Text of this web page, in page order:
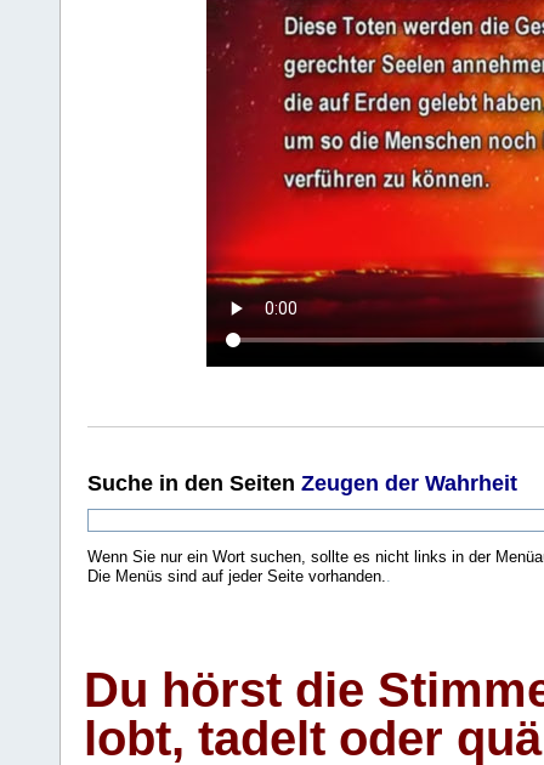
Suche in den Seiten Zeugen der Wahrheit
Wenn Sie nur ein Wort suchen, sollte es nicht links in der
Die Menüs sind auf jeder Seite vorhanden..
Du hörst die
lobt, tadelt oder